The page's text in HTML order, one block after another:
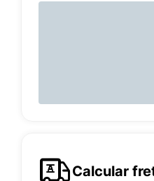
Calcular